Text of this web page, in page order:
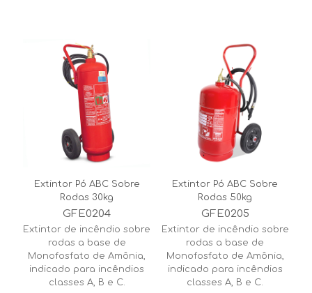
Extintor Pó ABC Sobre
Rodas 30kg
GFE0204
Extintor de incêndio sobre
rodas a base de
Monofosfato de Amônia,
indicado para incêndios
classes A, B e C.
Extintor Pó ABC Sobre
Rodas 50kg
GFE0205
Extintor de incêndio sobre
rodas a base de
Monofosfato de Amônia,
indicado para incêndios
classes A, B e C.